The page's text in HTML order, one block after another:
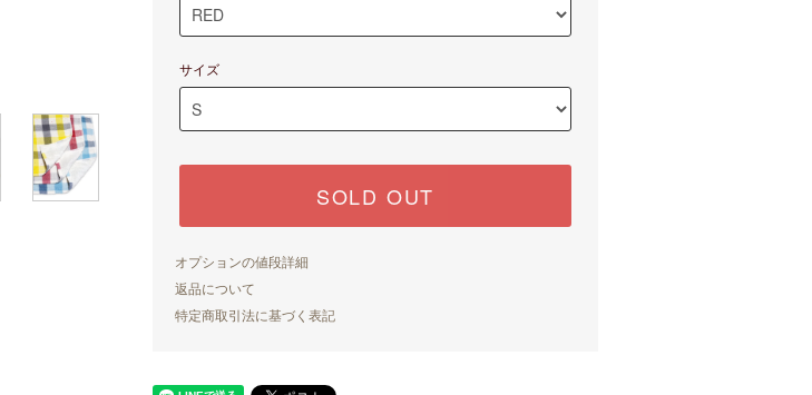
サイズ
SOLD OUT
オプションの値段詳細
返品について
特定商取引法に基づく表記